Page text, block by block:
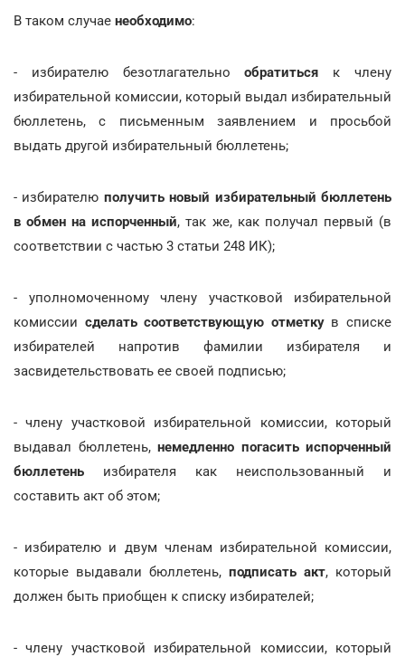
В таком случае необходимо:
- избирателю безотлагательнообратиться к члену
избирательной комиссии, который выдал избирательный
бюллетень, с письменным заявлением и просьбой
выдать другой избирательный бюллетень;
- избирателю получить новый избирательный бюллетень
в обмен на испорченный, так же, как получал первый (в
соответствии с частью 3 статьи 248 ИК);
- уполномоченному члену участковой избирательной
комиссии сделать соответствующую отметкув списке
избирателей напротив фамилии избирателя и
засвидетельствовать ее своей подписью;
- члену участковой избирательной комиссии, который
выдавал бюллетень, немедленно погасить испорченный
бюллетень избирателя как неиспользованный и
составить акт об этом;
- избирателю и двум членам избирательной комиссии,
которые выдавали бюллетень, подписать акт, который
должен быть приобщен к списку избирателей;
- члену участковой избирательной комиссии, который